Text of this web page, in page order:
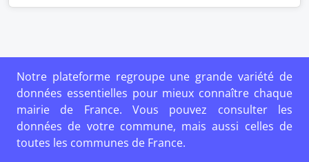
Notre plateforme regroupe une grande variété de
données essentielles pour mieux connaître chaque
mairie de France. Vous pouvez consulter les
données de votre commune, mais aussi celles de
toutes les communes de France.